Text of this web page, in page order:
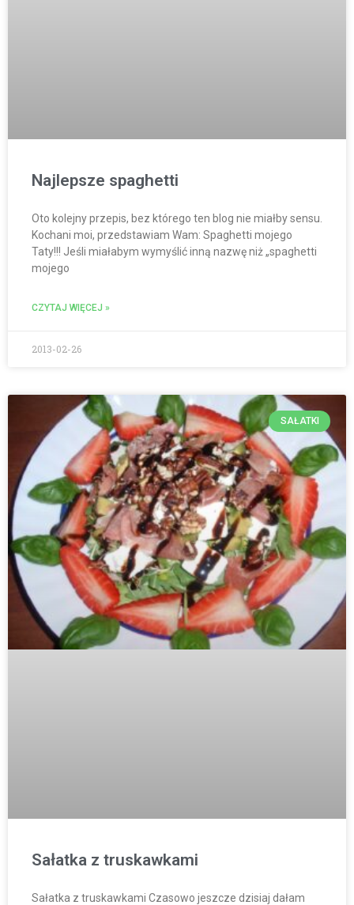
Najlepsze spaghetti
Oto kolejny przepis, bez którego ten blog nie miałby sensu.
Kochani moi, przedstawiam Wam: Spaghetti mojego
Taty!!! Jeśli miałabym wymyślić inną nazwę niż „spaghetti
mojego
CZYTAJ WIĘCEJ »
2013-02-26
SAŁATKI
Sałatka z truskawkami
Sałatka z truskawkami Czasowo jeszcze dzisiaj dałam